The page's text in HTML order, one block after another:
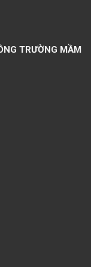
TRƯỜNG MẦM